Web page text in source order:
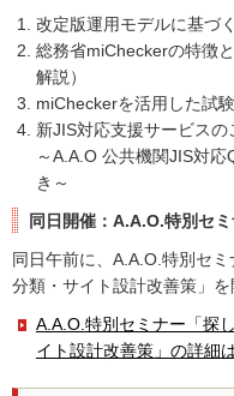
改定版運用モデルに基づ
総務省miCheckerの特徴
解説）
miCheckerを活用した試
新JIS対応支援サービスの
～A.A.O 公共機関JIS対応
き～
同日開催：A.A.O.特別セ
同日午前に、A.A.O.特別セ
分類・サイト設計改善策」を
A.A.O.特別セミナー「探
イト設計改善策」の詳細